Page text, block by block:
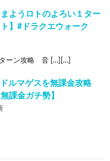
ようロトのよろい１ター
】#ドラクエウォーク
ーン攻略 音 […][…]
ルマゲスを無課金攻略
課金ガチ勢】